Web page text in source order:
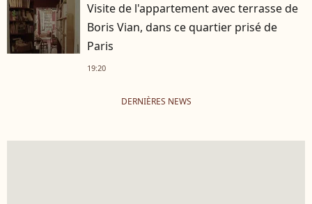
Visite de l'appartement avec terrasse de
Boris Vian, dans ce quartier prisé de
Paris
19:20
DERNIÈRES NEWS